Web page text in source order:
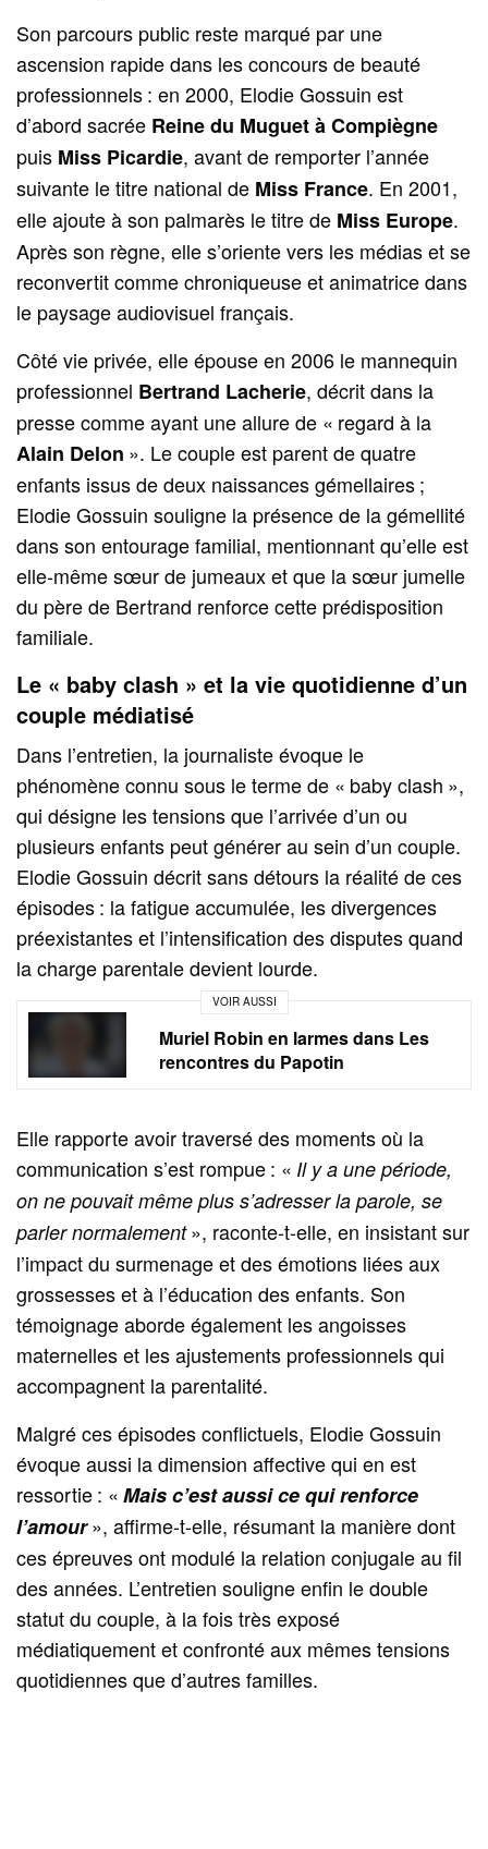
Son parcours public reste marqué par une
ascension rapide dans les concours de beauté
professionnels : en 2000, Elodie Gossuin est
d’abord sacrée Reine du Muguet à Compiègne
puis Miss Picardie, avant de remporter l’année
suivante le titre national de Miss France. En 2001,
elle ajoute à son palmarès le titre de Miss Europe.
Après son règne, elle s’oriente vers les médias et se
reconvertit comme chroniqueuse et animatrice dans
le paysage audiovisuel français.
Côté vie privée, elle épouse en 2006 le mannequin
professionnel Bertrand Lacherie, décrit dans la
presse comme ayant une allure de « regard à la
Alain Delon ». Le couple est parent de quatre
enfants issus de deux naissances gémellaires ;
Elodie Gossuin souligne la présence de la gémellité
dans son entourage familial, mentionnant qu’elle est
elle-même sœur de jumeaux et que la sœur jumelle
du père de Bertrand renforce cette prédisposition
familiale.
Le « baby clash » et la vie quotidienne d’un
couple médiatisé
Dans l’entretien, la journaliste évoque le
phénomène connu sous le terme de « baby clash »,
qui désigne les tensions que l’arrivée d’un ou
plusieurs enfants peut générer au sein d’un couple.
Elodie Gossuin décrit sans détours la réalité de ces
épisodes : la fatigue accumulée, les divergences
préexistantes et l’intensification des disputes quand
la charge parentale devient lourde.
VOIR AUSSI
Muriel Robin en larmes dans Les
rencontres du Papotin
Elle rapporte avoir traversé des moments où la
communication s’est rompue : « Il y a une période,
on ne pouvait même plus s’adresser la parole, se
parler normalement», raconte-t-elle, en insistant sur
l’impact du surmenage et des émotions liées aux
grossesses et à l’éducation des enfants. Son
témoignage aborde également les angoisses
maternelles et les ajustements professionnels qui
accompagnent la parentalité.
Malgré ces épisodes conflictuels, Elodie Gossuin
évoque aussi la dimension affective qui en est
ressortie : «Mais c’est aussi ce qui renforce
l’amour», affirme-t-elle, résumant la manière dont
ces épreuves ont modulé la relation conjugale au fil
des années. L’entretien souligne enfin le double
statut du couple, à la fois très exposé
médiatiquement et confronté aux mêmes tensions
quotidiennes que d’autres familles.